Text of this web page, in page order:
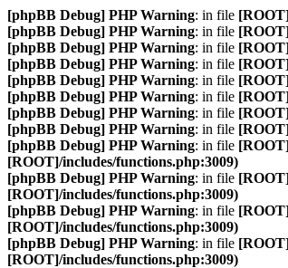
[phpBB Debug] PHP Warning: in file
[phpBB Debug] PHP Warning: in file
[phpBB Debug] PHP Warning: in file
[phpBB Debug] PHP Warning: in file
[phpBB Debug] PHP Warning: in file
[phpBB Debug] PHP Warning: in file
[phpBB Debug] PHP Warning: in file
[phpBB Debug] PHP Warning: in file
[phpBB Debug] PHP Warning: in file
[ROOT]/includes/functions.php:3009)
[phpBB Debug] PHP Warning: in file
[ROOT]/includes/functions.php:3009)
[phpBB Debug] PHP Warning: in file
[ROOT]/includes/functions.php:3009)
[phpBB Debug] PHP Warning: in file
[ROOT]/includes/functions.php:3009)